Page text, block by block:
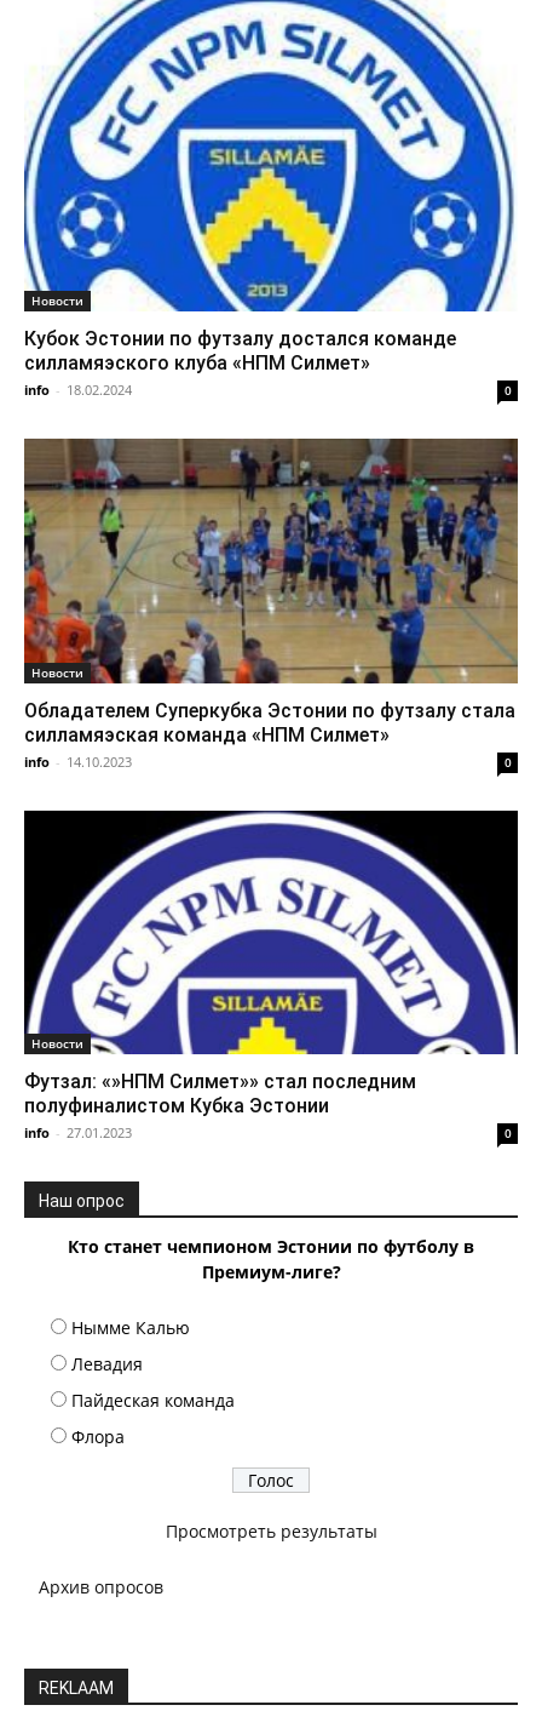
Новости
Кубок Эстонии по футзалу достался команде
силламяэского клуба «НПМ Силмет»
info - 18.02.2024 0
Новости
Обладателем Суперкубка Эстонии по футзалу стала
силламяэская команда «НПМ Силмет»
info - 14.10.2023 0
Новости
Футзал: «»НПМ Силмет»» стал последним
полуфиналистом Кубка Эстонии
info - 27.01.2023 0
Наш опрос
Кто станет чемпионом Эстонии по футболу в
Премиум-лиге?
Нымме Калью
Левадия
Пайдеская команда
Флора
Просмотреть результаты
Архив опросов
REKLAAM